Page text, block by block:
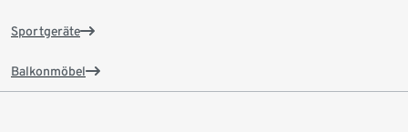
Sportgeräte
Balkonmöbel